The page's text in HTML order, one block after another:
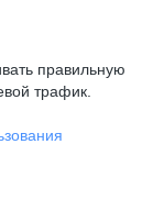
правильную
трафик.